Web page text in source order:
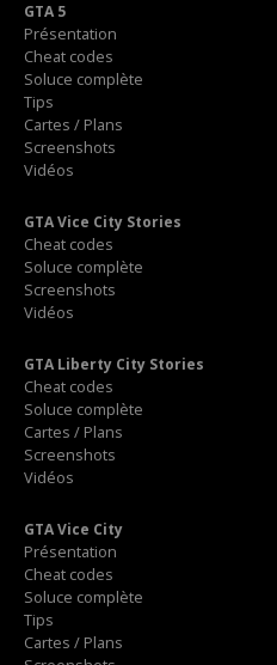
GTA 5
Présentation
Cheat codes
Soluce complète
Tips
Cartes / Plans
Screenshots
Vidéos
GTA Vice City Stories
Cheat codes
Soluce complète
Screenshots
Vidéos
GTA Liberty City Stories
Cheat codes
Soluce complète
Cartes / Plans
Screenshots
Vidéos
GTA Vice City
Présentation
Cheat codes
Soluce complète
Tips
Cartes / Plans